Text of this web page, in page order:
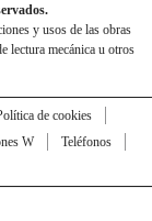
y usos de las obras
lectura mecánica u otros
de cookies
W
Teléfonos